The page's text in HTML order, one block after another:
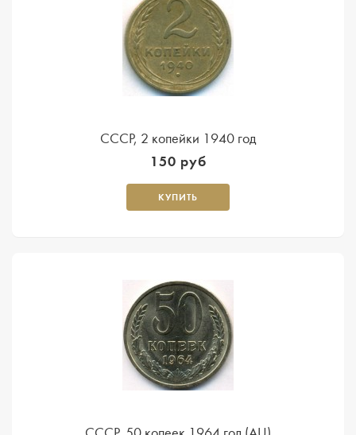
СССР, 2 копейки 1940 год
150 руб
КУПИТЬ